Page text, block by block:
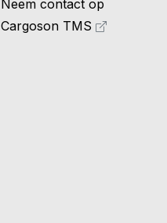
Neem contact op
Cargoson TMS